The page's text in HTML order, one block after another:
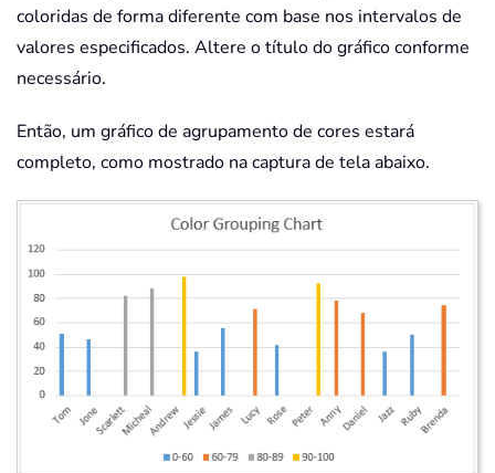
coloridas de forma diferente com base nos intervalos de
valores especificados. Altere o título do gráfico conforme
necessário.
Então, um gráfico de agrupamento de cores estará
completo, como mostrado na captura de tela abaixo.